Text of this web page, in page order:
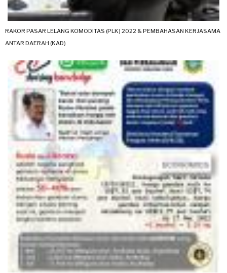
RAKOR PASAR LELANG KOMODITAS (PLK) 2022 & PEMBAHASAN KERJASAMA
ANTAR DAERAH (KAD)